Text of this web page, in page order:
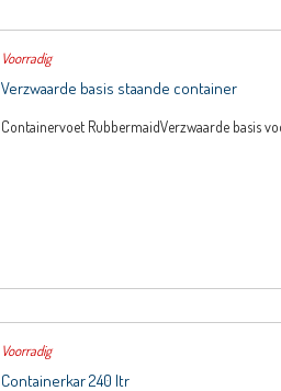
Voorradig
Verzwaarde basis staande container
Containervoet RubbermaidVerzwaarde basis
Voorradig
Containerkar 240 ltr